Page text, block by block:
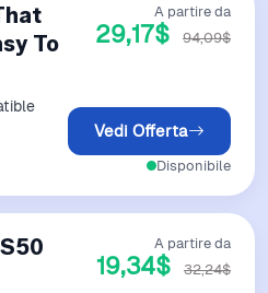
To
A partire da
29,17$ 94,09$
Vedi Offerta
Disponibile
A partire da
19,34$ 32,24$